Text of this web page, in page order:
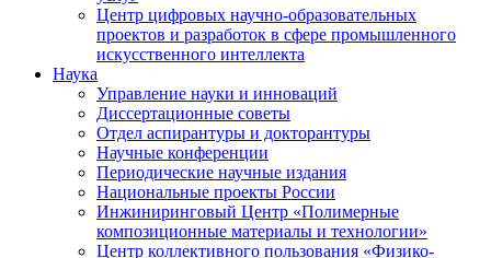
Центр цифровых научно-образовательных
проектов и разработок в сфере промышленного
искусственного интеллекта
Наука
Управление науки и инноваций
Диссертационные советы
Отдел аспирантуры и докторантуры
Научные конференции
Периодические научные издания
Национальные проекты России
Инжиниринговый Центр «Полимерные
композиционные материалы и технологии»
Центр коллективного пользования «Физико-